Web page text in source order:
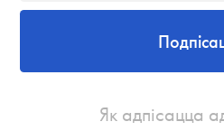
Як адпісацца